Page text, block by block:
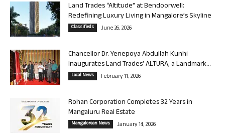
Land Trades “Altitude” at Bendoorwell:
Redefining Luxury Living in Mangalore’s Skyline
Classifieds June 26, 2026
Chancellor Dr. Yenepoya Abdullah Kunhi
Inaugurates Land Trades’ ALTURA, a Landmark...
Local News February 11, 2026
Rohan Corporation Completes 32 Years in
Mangaluru Real Estate
Mangalorean News January 14, 2026